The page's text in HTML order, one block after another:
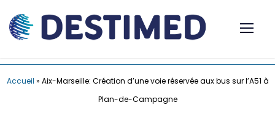
Accueil » Aix-Marseille: Création d’une voie réservée aux bus sur l’A51 à
Plan-de-Campagne